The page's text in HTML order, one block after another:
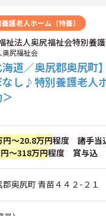
護老人ホーム（特養）
祉法人奥尻福祉会特別養
奥尻福祉会
海道／奥尻郡奥尻
なし♪特別養護老人
円～20.8万円程度 諸手当
～318万円程度 賞与込
奥尻町 青苗４４２-２１